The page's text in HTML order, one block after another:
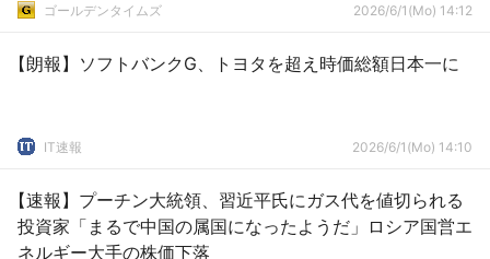
ゴールデンタイムズ 2026/6/1(Mo) 14:12
【朗報】ソフトバンクG、トヨタを超え時価総額日本一に
IT速報 2026/6/1(Mo) 14:10
【速報】プーチン大統領、習近平氏にガス代を値切られる
投資家「まるで中国の属国になったようだ」ロシア国営エ
ネルギー大手の株価下落